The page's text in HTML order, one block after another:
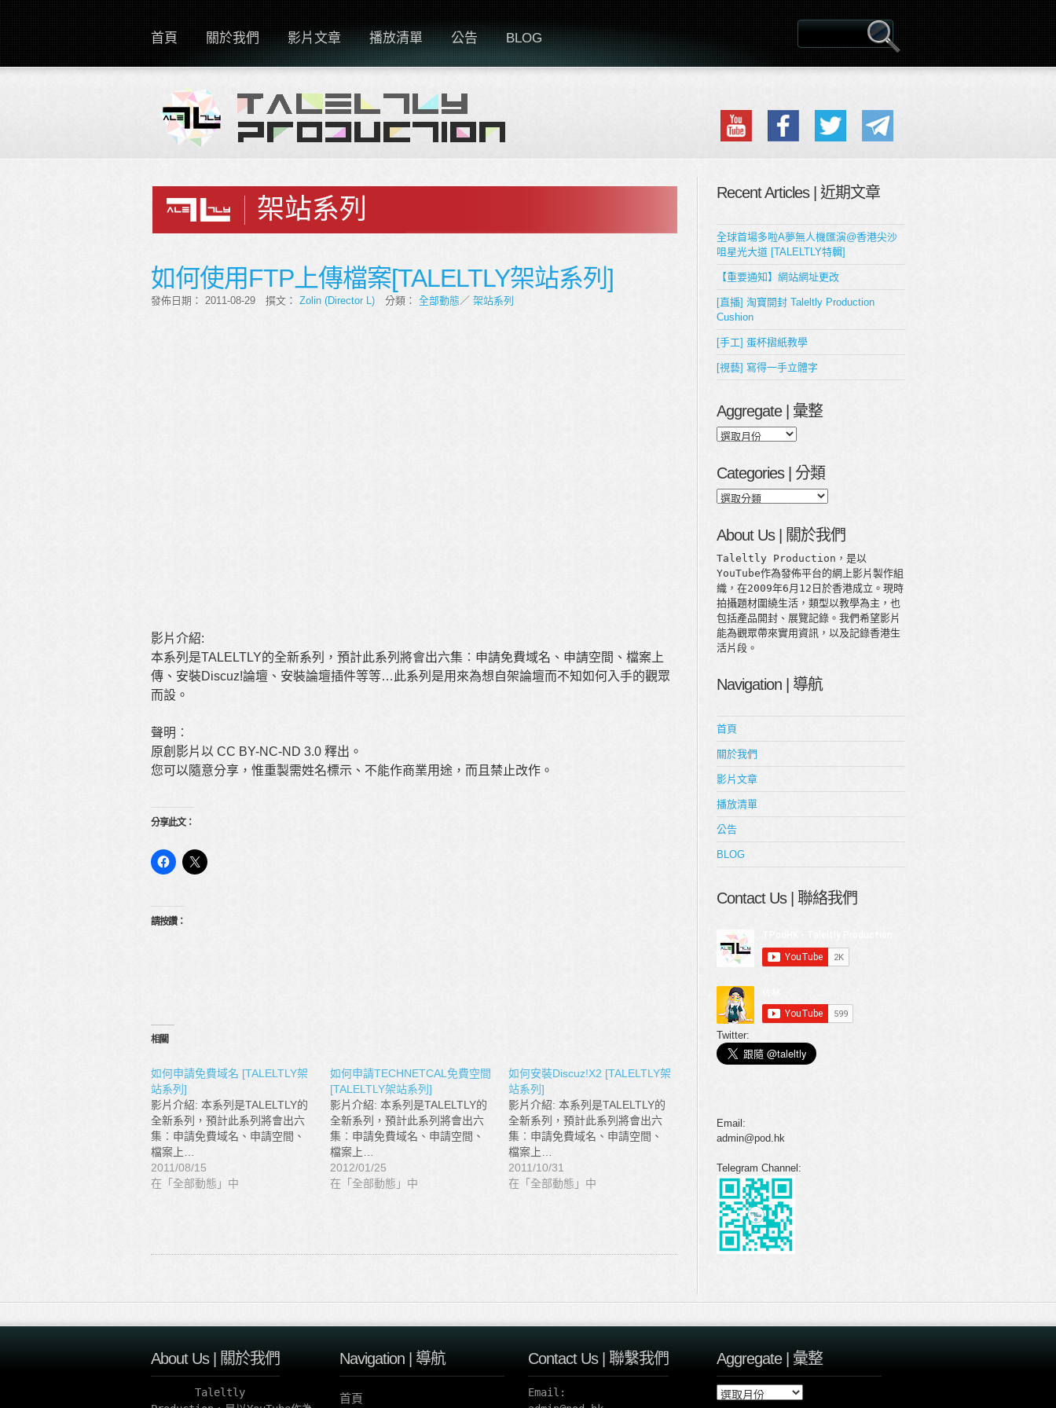
首頁 關於我們 影片文章 播放清單 公告 BLOG
架站系列
如何使用FTP上傳檔案[TALELTLY架站系列]
發佈日期： 2011-08-29 撰文： Zolin (Director L) 分類： 全部動態／ 架站系列
影片介紹:
本系列是TALELTLY的全新系列，預計此系列將會出六集︰申請免費域名、申請空間、檔案上
傳、安裝Discuz!論壇、安裝­­­論壇插件等等…此系列是用來為想自架論壇而不知如何入手的觀眾
而設。
聲明︰
原創影片以 CC BY-NC-ND 3.0 釋出。
您可以隨意分享，惟重製需姓名標示、不能作商業用途，而且禁止改作。
分享此文：
請按讚：
相關
如何申請免費域名 [TALELTLY架
站系列]
影片介紹: 本系列是TALELTLY的
全新系列，預計此系列將會出六
集︰申請免費域名、申請空間、
檔案上…
2011/08/15
在「全部動態」中
如何申請TECHNETCAL免費空間
[TALELTLY架站系列]
影片介紹: 本系列是TALELTLY的
全新系列，預計此系列將會出六
集︰申請免費域名、申請空間、
檔案上…
2012/01/25
在「全部動態」中
如何安裝Discuz!X2 [TALELTLY架
站系列]
影片介紹: 本系列是TALELTLY的
全新系列，預計此系列將會出六
集︰申請免費域名、申請空間、
檔案上…
2011/10/31
在「全部動態」中
Recent Articles | 近期文章
全球首場多啦A夢無人機匯演@香港尖沙
咀星光大道 [TALELTLY特輯]
【重要通知】網站網址更改
[直播] 淘寶開封 Taleltly Production
Cushion
[手工] 蛋杯摺紙教學
[視藝] 寫得一手立體字
Aggregate | 彙整
Aggregate
整
Categories | 分類
Categories
類
About Us | 關於我們
Taleltly Production，是以
YouTube作為發佈平台的網上影片製作組
織，在2009年6月12日於香港成立。現時
拍攝題材圍繞生活，類型以教學為主，也
包括產品開封、展覽記錄。我們希望影片
能為觀眾帶來實用資訊，以及記錄香港生
活片段。
Navigation | 導航
首頁
關於我們
影片文章
播放清單
公告
BLOG
Contact Us | 聯絡我們
Twitter:
Email:
admin@pod.hk
Telegram Channel:
About Us | 關於我們
Taleltly
Navigation | 導航
首頁
Contact Us | 聯繫我們
Email:
Aggregate | 彙整
A